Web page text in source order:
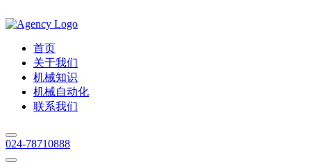
首页
关于我们
机械知识
机械自动化
联系我们
024-78710888